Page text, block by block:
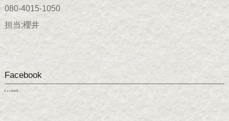
080-4015-1050
担当;櫻井
Facebook
Facebook